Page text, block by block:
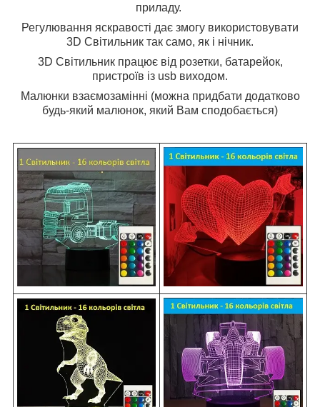
приладу.
Регулювання яскравості дає змогу використовувати
3D Світильник так само, як і нічник.
3D Світильник працює від розетки, батарейок,
пристроїв із usb виходом.
Малюнки взаємозамінні (можна придбати додатково
будь-який малюнок, який Вам сподобається)